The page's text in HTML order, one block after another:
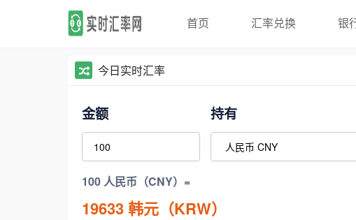
首页 汇率兑换 银
今日实时汇率
金额 持有
100 人民币（CNY）=
19633韩元（KRW）